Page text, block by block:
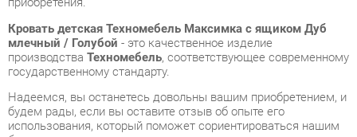
Надеемся, вы останетесь довольны вашим приобретением, и
будем рады, если вы оставите отзыв об опыте его
использования, который поможет сориентироваться нашим
будущим покупателям.
консультацию, фото и видеообзор продукции вы можете по
e-mail, телефону в Екатеринбурге и через мессенджеры
Telegram и WhatsApp.